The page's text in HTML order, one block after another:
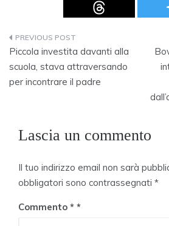
Navigazione
articoli
Piccola investita davanti alla
scuola, stava attraversando
per incontrare il padre
Lascia un commento
Il tuo indirizzo email non sarà
obbligatori sono contrassegnati *
Commento *